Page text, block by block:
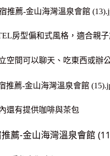
房型偏和式風格，適合親子
空間可以聊天、吃東西或辦
還有提供咖啡與茶包